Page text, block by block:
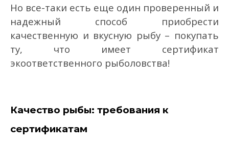
Но все-таки есть еще один проверенный и
надежный способ приобрести
качественную и вкусную рыбу – покупать
ту, что имеет сертификат
экоответственного рыболовства!
Качество рыбы: требования к
сертификатам